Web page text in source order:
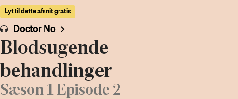
Lyt til dette afsnit gratis
Doctor No
Blodsugende
behandlinger
Sæson 1 Episode 2